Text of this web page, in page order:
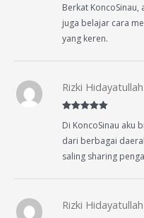
of 5
Berkat KoncoSinau,
juga belajar cara
yang keren.
of 5
Rizki Hidayatullah
Di KoncoSinau aku
dari berbagai
saling sharing
Rizki Hidayatullah